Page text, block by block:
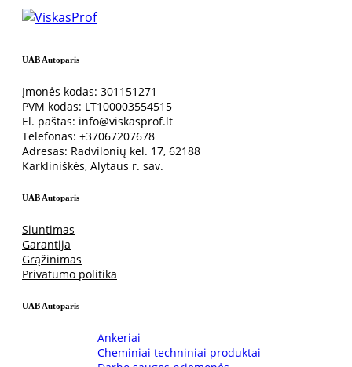
UAB Autoparis
Įmonės kodas: 301151271
PVM kodas: LT100003554515
El. paštas: info@viskasprof.lt
Telefonas: +37067207678
Adresas: Radvilonių kel. 17, 62188
Karkliniškės, Alytaus r. sav.
UAB Autoparis
Siuntimas
Garantija
Grąžinimas
Privatumo politika
UAB Autoparis
Ankeriai
Cheminiai techniniai produktai